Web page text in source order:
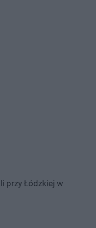
przy Łódzkiej w